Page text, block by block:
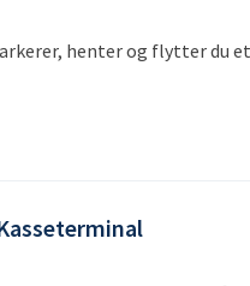
henter og flytter du